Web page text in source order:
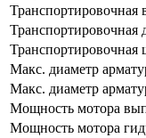
Транспортировочная
Транспортировочная
Макс. диаметр
Макс. диаметр
Мощность мотора
Мощность мотора